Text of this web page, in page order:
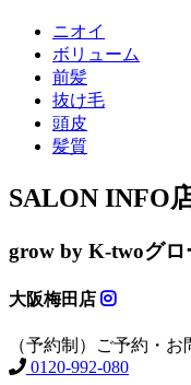
ニオイ
ボリューム
前髪
抜け毛
頭皮
髪質
SALON INFO
grow by K-twoグロ
大阪梅田店
（予約制）ご予約・
0120-992-080